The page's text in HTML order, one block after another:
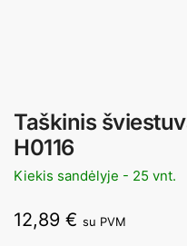
Taškinis
H0116
Kiekis sandėlyje - 25 vnt.
12,89 € su PVM